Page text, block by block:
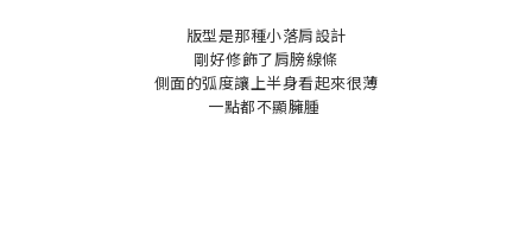
版型是那種小落肩設計
剛好修飾了肩膀線條
側面的弧度讓上半身看起來很薄
一點都不顯臃腫